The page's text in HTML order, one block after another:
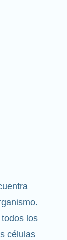
un
las